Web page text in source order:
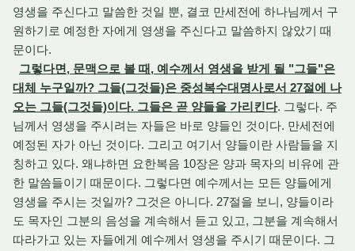
영생을 주신다고 말씀한 것일 뿐, 결코 만세전에 하나님께서 구
원하기로 예정한 자에게 영생을 주신다고 말씀하지 않았기 때
문이다.
그렇다면, 문맥으로 볼 때, 예수께서 영생을 받게 될 "그들"은
대체 누구일까? 그들(그것들)은 중성복수대명사로서 27절에 나
오는 그들(그것들)이다. 그들은 곧 양들을 가리킨다. 그렇다. 주
님께서 영생을 주시려는 자들은 바로 양들인 것이다. 만세전에
예정된 자가 아닌 것이다. 그리고 여기서 양들이란 사람들을 지
칭하고 있다. 왜냐하면 요한복음 10장은 양과 목자의 비유에 관
한 말씀들이기 때문이다. 그렇다면 예수께서는 모든 양들에게
영생을 주시는 것일까? 그것은 아니다. 27절을 보니, 양들이라
도 목자인 그분의 음성을 계속해서 듣고 있고, 그분을 계속해서
따라가고 있는 자들에게 예수께서 영생을 주시기 때문이다. 그